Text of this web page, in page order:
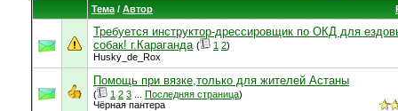
Тема / Автор
Требуется инструктор-дрессировщик по ОКД для
собак! г.Караганда ( 1 2)
Husky_de_Rox
Помощь при вязке,только для жителей Астаны
( 1 2 3 Последняя страница)
Чёрная пантера